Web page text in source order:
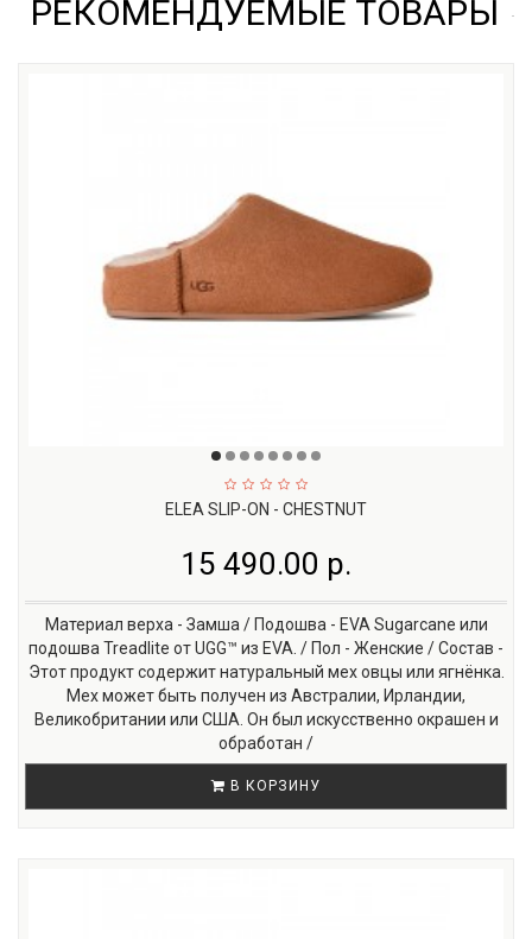
РЕКОМЕНДУЕМЫЕ ТОВАРЫ
ELEA SLIP-ON - CHESTNUT
15 490.00 р.
Материал верха - Замша / Подошва - EVA Sugarcane или
подошва Treadlite от UGG™ из EVA. / Пол - Женские / Состав -
Этот продукт содержит натуральный мех овцы или ягнёнка.
Мех может быть получен из Австралии, Ирландии,
Великобритании или США. Он был искусственно окрашен и
обработан /
В КОРЗИНУ